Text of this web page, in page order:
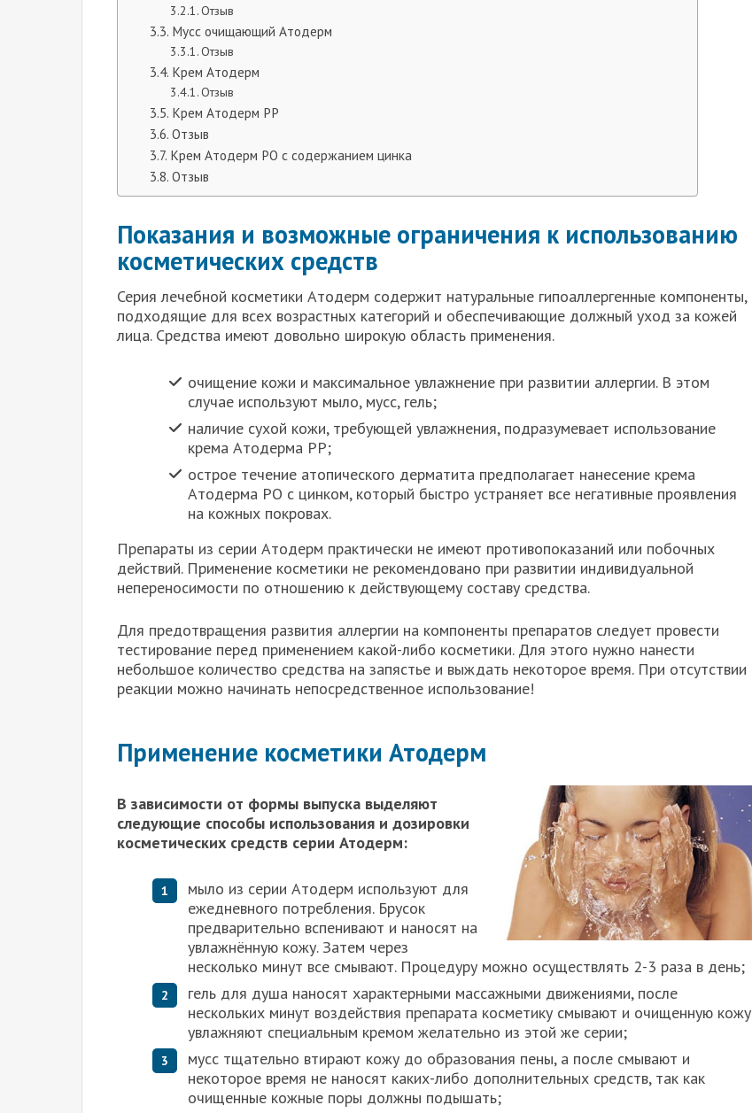
Отзыв
Мусс очищающий Атодерм
Отзыв
Крем Атодерм
Отзыв
Крем Атодерм РР
Отзыв
Крем Атодерм РО с содержанием цинка
Отзыв
Показания и возможные ограничения к использованию
косметических средств
Серия лечебной косметики Атодерм содержит натуральные гипоаллергенные компоненты,
подходящие для всех возрастных категорий и обеспечивающие должный уход за кожей
лица. Средства имеют довольно широкую область применения.
очищение кожи и максимальное увлажнение при развитии аллергии. В этом
случае используют мыло, мусс, гель;
наличие сухой кожи, требующей увлажнения, подразумевает использование
крема Атодерма РР;
острое течение атопического дерматита предполагает нанесение крема
Атодерма РО с цинком, который быстро устраняет все негативные проявления
на кожных покровах.
Препараты из серии Атодерм практически не имеют противопоказаний или побочных
действий. Применение косметики не рекомендовано при развитии индивидуальной
непереносимости по отношению к действующему составу средства.
Для предотвращения развития аллергии на компоненты препаратов следует провести
тестирование перед применением какой-либо косметики. Для этого нужно нанести
небольшое количество средства на запястье и выждать некоторое время. При отсутствии
реакции можно начинать непосредственное использование!
Применение косметики Атодерм
В зависимости от формы выпуска выделяют
следующие способы использования и дозировки
косметических средств серии Атодерм:
мыло из серии Атодерм используют для
ежедневного потребления. Брусок
предварительно вспенивают и наносят на
увлажнённую кожу. Затем через
несколько минут все смывают. Процедуру можно осуществлять 2-3 раза в день;
гель для душа наносят характерными массажными движениями, после
нескольких минут воздействия препарата косметику смывают и очищенную кожу
увлажняют специальным кремом желательно из этой же серии;
мусс тщательно втирают кожу до образования пены, а после смывают и
некоторое время не наносят каких-либо дополнительных средств, так как
очищенные кожные поры должны подышать;